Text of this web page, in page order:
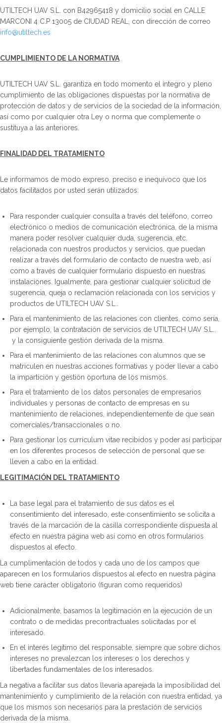
UTILTECH UAV S.L. con B42965418 y domicilio social en CALLE
MARCONI 4 C.P 13005 de CIUDAD REAL, con dirección de correo
info@utiltech.es
CUMPLIMIENTO DE LA NORMATIVA
UTILTECH UAV S.L. garantiza en todo momento el íntegro y pleno
cumplimiento de las obligaciones dispuestas por la normativa de
protección de datos y de servicios de la sociedad de la información,
así como por cualquier otra Ley o norma que complemente o
sustituya a las anteriores.
FINALIDAD DEL TRATAMIENTO
Le informamos de modo expreso, preciso e inequívoco que los
datos facilitados por usted serán utilizados:
Para responder cualquier consulta a través del teléfono, correo
electrónico o medios de comunicación electrónica, de la misma
manera poder resolver cualquier duda, sugerencia, etc.
relacionada con nuestros productos y servicios, que puedan
realizar a través del formulario de contacto de nuestra web, así
como a través de cualquier formulario dispuesto en nuestras
instalaciones. Igualmente, para gestionar cualquier solicitud de
sugerencia, queja o reclamación relacionada con los servicios y
productos de UTILTECH UAV S.L..
Para el mantenimiento de las relaciones con clientes, como sería,
por ejemplo, la contratación de servicios de UTILTECH UAV S.L..
y la consiguiente gestión derivada de la misma.
Para el mantenimiento de las relaciones con alumnos que se
matriculen en nuestras acciones formativas y poder llevar a cabo
la impartición y gestión oportuna de los mismos.
Para el tratamiento de los datos personales de empresarios
individuales y personas de contacto de empresas en su
mantenimiento de relaciones, independientemente de que sean
comerciales/transaccionales o no.
Para gestionar los currículum vitae recibidos y poder así participar
en los diferentes procesos de selección de personal que se
lleven a cabo en la entidad.
LEGITIMACIÓN DEL TRATAMIENTO
La base legal para el tratamiento de sus datos es el
consentimiento del interesado, este consentimiento se solicita a
través de la marcación de la casilla correspondiente dispuesta al
efecto en nuestra página web así como en otros formularios
dispuestos al efecto.
La cumplimentación de todos y cada uno de los campos que
aparecen en los formularios dispuestos al efecto en nuestra página
web tiene carácter obligatorio (figuran como requeridos)
Adicionalmente, basamos la legitimación en la ejecución de un
contrato o de medidas precontractuales solicitadas por el
interesado.
En el interés legítimo del responsable, siempre que sobre dichos
intereses no prevalezcan los intereses o los derechos y
libertades fundamentales de los interesados.
La negativa a facilitar sus datos llevaría aparejada la imposibilidad del
mantenimiento y cumplimiento de la relación con nuestra entidad, ya
que los mismos son necesarios para la prestación de servicios
derivada de la misma.